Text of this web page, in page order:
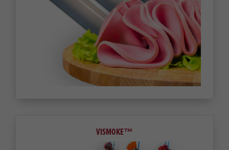
VISMOKE™